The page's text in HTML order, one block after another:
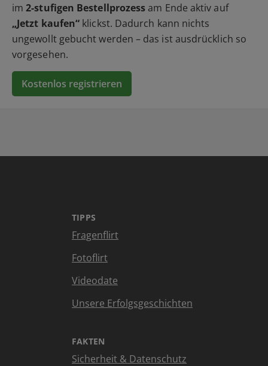
im2-stufigen Bestellprozessam Ende aktiv auf
„Jetzt kaufen“ klickst. Dadurch kann nichts
ungewollt gebucht werden – das ist ausdrücklich so
vorgesehen.
Kostenlos registrieren
TIPPS
Fragenflirt
Fotoflirt
Videodate
Unsere Erfolgsgeschichten
FAKTEN
Sicherheit & Datenschutz